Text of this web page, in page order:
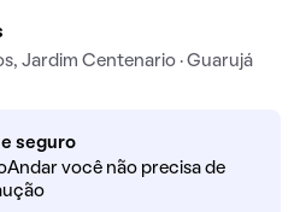
Jardim Centenario · Guarujá
seguro
você não precisa de